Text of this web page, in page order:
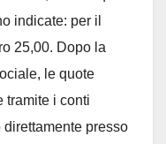
indicate: per il
25,00. Dopo la
le quote
tramite i conti
presso